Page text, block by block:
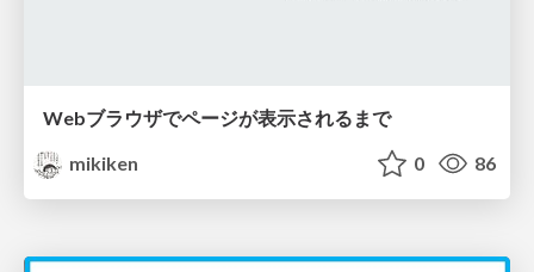
Webブラウザでページが表示されるまで
mikiken
0 86